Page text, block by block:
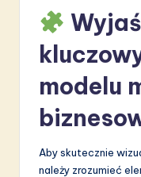
modelu
Aby skutecznie
należy zrozumieć